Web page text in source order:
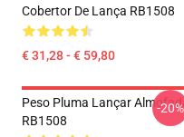
Cobertor De Lança RB1508
€ 31,28 - € 59,80
Peso Pluma Lançar
RB1508
-20%